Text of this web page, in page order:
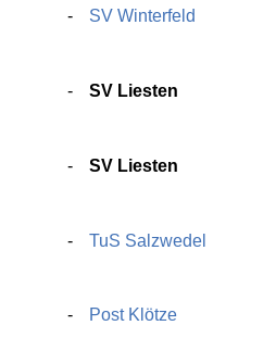
SV Winterfeld
SV Liesten
SV Liesten
TuS Salzwedel
Post Klötze